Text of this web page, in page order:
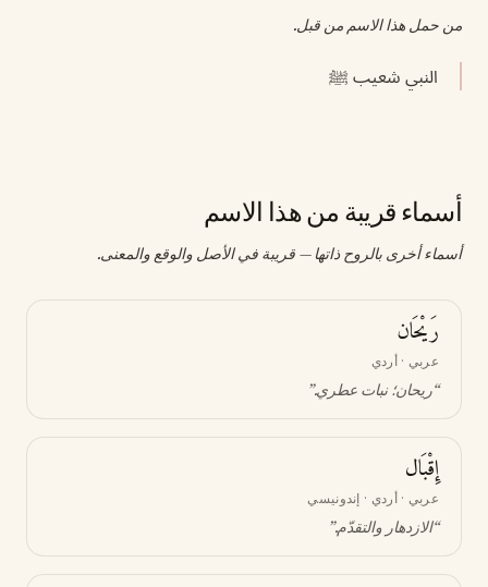
من حمل هذا الاسم من قبل.
النبي شعيب ﷺ
أسماء قريبة من هذا الاسم
أسماء أخرى بالروح ذاتها — قريبة في الأصل والوقع والمعنى.
رَيْحَان
عربي · أردي
“ريحان؛ نبات عطري.”
إِقْبَال
عربي · أردي · إندونيسي
“الازدهار والتقدّم.”